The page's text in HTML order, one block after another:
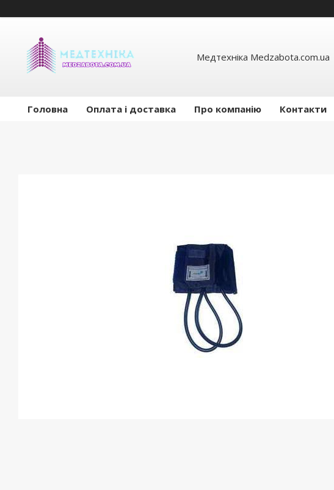
Медтехніка Medzabota.com.ua
Головна Оплата і доставка Про компанію Контакти